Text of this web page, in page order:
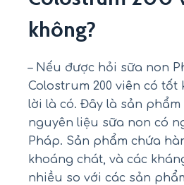
không?
– Nếu được hỏi sữa non
Colostrum 200 viên có
lời là có. Đây là sản phẩm
nguyên liệu sữa non có
Pháp. Sản phẩm chứa
khoáng chát, và các
nhiều so với các sản